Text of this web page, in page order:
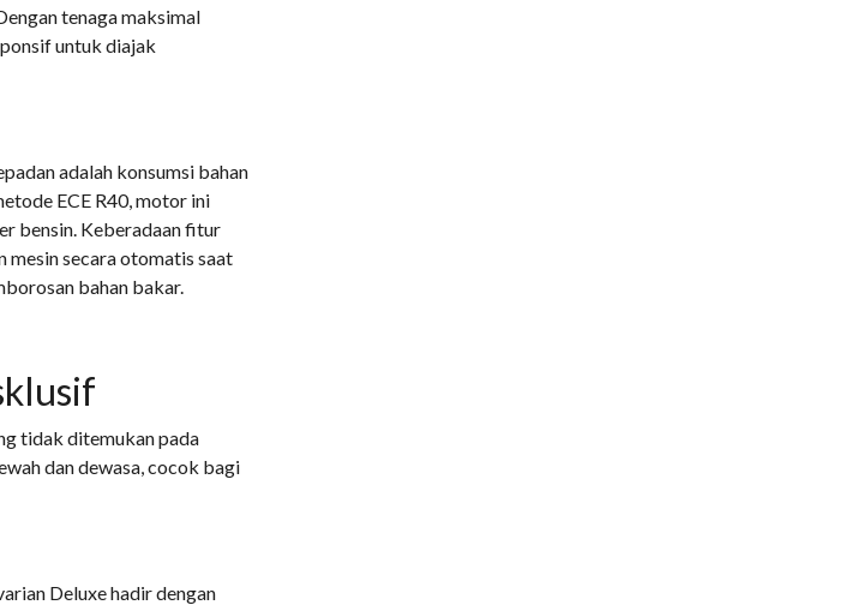
tenaga maksimal
untuk diajak
adalah konsumsi bahan
ECE R40, motor ini
bensin. Keberadaan fitur
mesin secara otomatis saat
bahan bakar.
tidak ditemukan pada
dan dewasa, cocok bagi
Deluxe hadir dengan